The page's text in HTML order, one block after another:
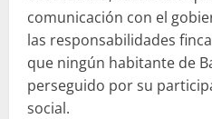
comunicación con el
las responsabilidades
que ningún habitante de
perseguido por su
social.